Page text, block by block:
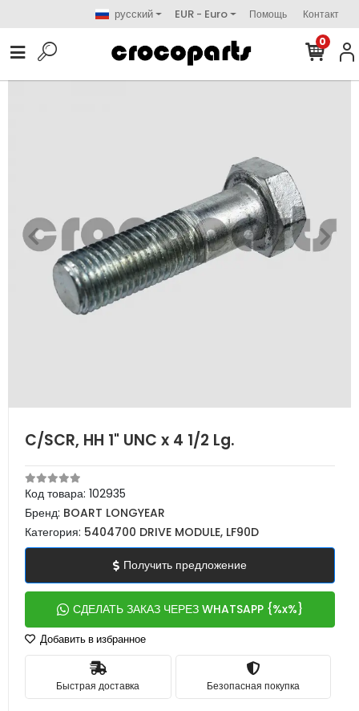
русский EUR - Euro Помощь Контакт
0
C/SCR, HH 1" UNC x 4 1/2 Lg.
Код товара: 102935
Бренд: BOART LONGYEAR
Категория: 5404700 DRIVE MODULE, LF90D
Получить предложение
СДЕЛАТЬ ЗАКАЗ ЧЕРЕЗ WHATSAPP {%x%}
Добавить в избранное
Быстрая доставка Безопасная покупка